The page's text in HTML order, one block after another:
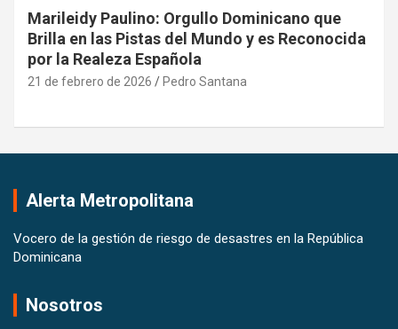
Marileidy Paulino: Orgullo Dominicano que
Brilla en las Pistas del Mundo y es Reconocida
por la Realeza Española
21 de febrero de 2026 Pedro Santana
Alerta Metropolitana
Vocero de la gestión de riesgo de desastres en la República
Dominicana
Nosotros